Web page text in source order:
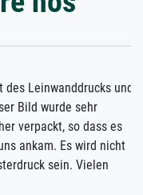
und
sehr
so dass es
Es wird nicht
Vielen